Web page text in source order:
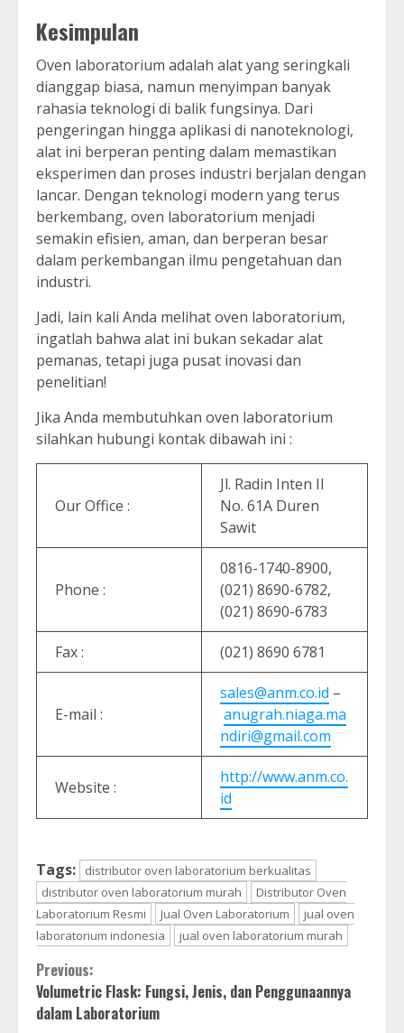
Kesimpulan
Oven laboratorium adalah alat yang seringkali
dianggap biasa, namun menyimpan banyak
rahasia teknologi di balik fungsinya. Dari
pengeringan hingga aplikasi di nanoteknologi,
alat ini berperan penting dalam memastikan
eksperimen dan proses industri berjalan dengan
lancar. Dengan teknologi modern yang terus
berkembang, oven laboratorium menjadi
semakin efisien, aman, dan berperan besar
dalam perkembangan ilmu pengetahuan dan
industri.
Jadi, lain kali Anda melihat oven laboratorium,
ingatlah bahwa alat ini bukan sekadar alat
pemanas, tetapi juga pusat inovasi dan
penelitian!
Jika Anda membutuhkan oven laboratorium
silahkan hubungi kontak dibawah ini :
Our Office :
Jl. Radin Inten II
No. 61A Duren
Sawit
Phone :
0816-1740-8900,
(021) 8690-6782,
(021) 8690-6783
Fax : (021) 8690 6781
E-mail :
sales@anm.co.id –
anugrah.niaga.ma
ndiri@gmail.com
Website :
http://www.anm.co.
id
Tags:
distributor oven laboratorium berkualitas
distributor oven laboratorium murah
Distributor Oven
Laboratorium Resmi
Jual Oven Laboratorium
jual oven
laboratorium indonesia
jual oven laboratorium murah
Continue
Reading
Previous:
Volumetric Flask: Fungsi, Jenis, dan Penggunaannya
dalam Laboratorium